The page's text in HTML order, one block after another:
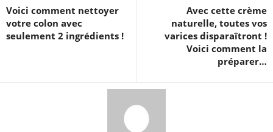
Voici comment nettoyer
votre colon avec
seulement 2 ingrédients !
Avec cette crème
naturelle, toutes vos
varices disparaîtront !
Voici comment la
préparer…